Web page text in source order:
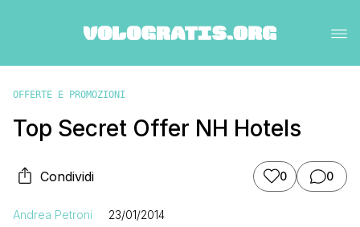
OFFERTE E PROMOZIONI
Top Secret Offer NH Hotels
Condividi 0 0
Andrea Petroni 23/01/2014